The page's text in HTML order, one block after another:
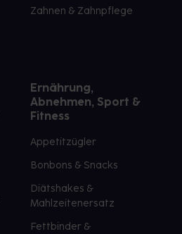
Zahnen & Zahnpflege
Ernährung,
Abnehmen, Sport &
Fitness
Appetitzügler
Bonbons & Snacks
Diätshakes &
Mahlzeitenersatz
Fettbinder &